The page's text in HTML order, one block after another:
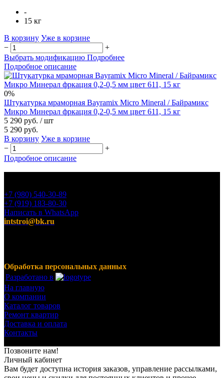
-
15 кг
В корзину Уже в корзине
−
+
Выбрать модификацию Подробнее
Подробное описание
0%
Штукатурка мраморная Bayramix Micro Mineral / Байрамикс
Микро Минерал фркация 0,2-0,5 мм цвет 611, 15 кг
5 290 руб. / шт
5 290 руб.
В корзину Уже в корзине
−
+
Подробное описание
+7 (980) 540-30-89
+7 (919) 183-80-30
Написать в WhatsApp
intstroi@bk.ru
Обработка персональных данных
Разработано в
На главную
О компании
Каталог товаров
Ремонт квартир
Доставка и оплата
Контакты
Позвоните нам!
Личный кабинет
Вам будет доступна история заказов, управление рассылками,